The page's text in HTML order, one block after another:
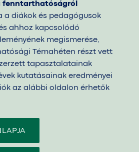
fenntarthatóságról
a diákok és pedagógusok
ahhoz kapcsolódó
megismerése,
Témahéten részt vett
tapasztalatainak
kutatásainak eredményei
az alábbi oldalon érhetők